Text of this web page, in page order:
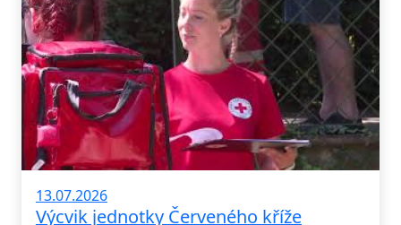
13.07.2026
Výcvik jednotky Červeného kříže